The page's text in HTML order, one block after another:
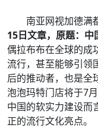
南亚网视加德满
15日文章，原题：中
偶拉布布在全球的成
流行，甚至能够引领
后的推动者，也是全
泡泡玛特门店将于7
中国的软实力建设而
正的流行文化亮点。